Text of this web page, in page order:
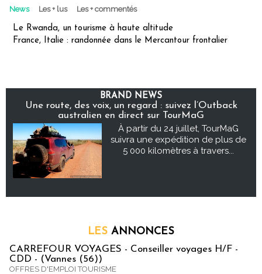
News Les + lus Les + commentés
Le Rwanda, un tourisme à haute altitude
France, Italie : randonnée dans le Mercantour frontalier
BRAND NEWS
Une route, des voix, un regard : suivez l’Outback
australien en direct sur TourMaG
À partir du 24 juillet, TourMaG
suivra une expédition de plus de
5 000 kilomètres à travers...
LES ANNONCES
CARREFOUR VOYAGES - Conseiller voyages H/F -
CDD - (Vannes (56))
OFFRES D'EMPLOI TOURISME